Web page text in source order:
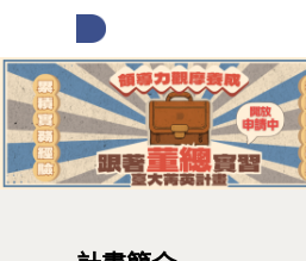
按下Enter開始搜尋，或